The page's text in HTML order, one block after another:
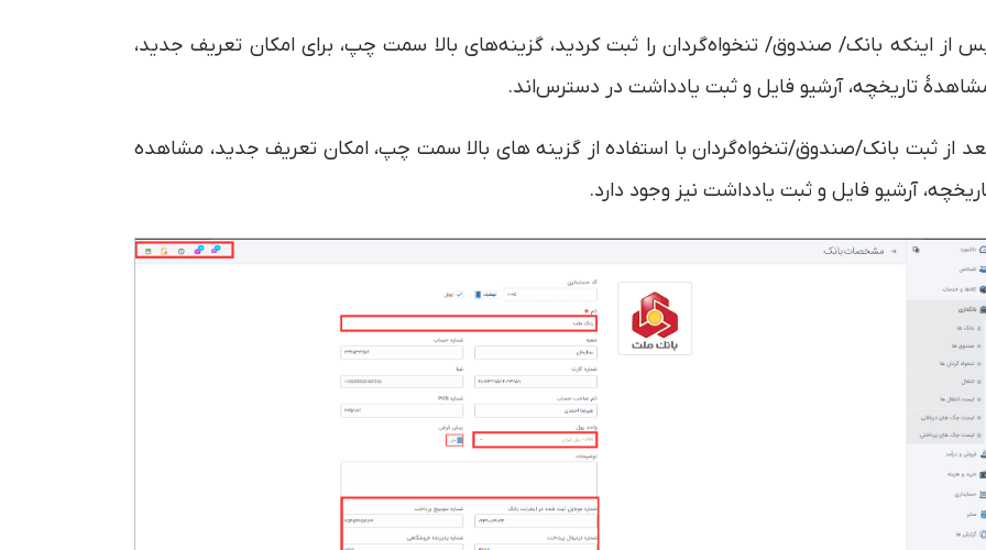
از اینکه بانک/ صندوق/ تنخواه‌گردان را ثبت کردید، گزینه‌های بالا سمت چپ، برای امکان تعریف جدید،
تاریخچه، آرشیو فایل و ثبت یادداشت در دسترس‌اند.
از ثبت بانک/صندوق/تنخواه‌گردان با استفاده از گزینه های بالا سمت چپ، امکان تعریف جدید، مشاهده
آرشیو فایل و ثبت یادداشت نیز وجود دارد.